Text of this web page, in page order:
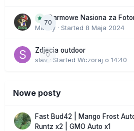
70
Darmowe Nasiona za
Macky · Started 8 Maja 2024
0
Zdjecia outdoor
slav · Started Wczoraj o 14:40
Nowe posty
Fast Bud42 | Mango Frost
Runtz x2 | GMO Auto x1